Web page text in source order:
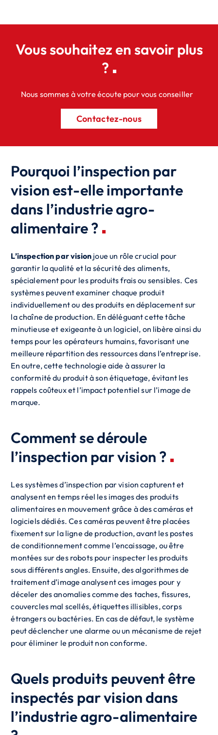
Vous souhaitez en savoir plus
?
Nous sommes à votre écoute pour vous conseiller
Contactez-nous
Pourquoi l’inspection par
vision est-elle importante
dans l’industrie agro-
alimentaire ?
L’inspection par vision joue un rôle crucial pour
garantir la qualité et la sécurité des aliments,
spécialement pour les produits frais ou sensibles. Ces
systèmes peuvent examiner chaque produit
individuellement ou des produits en déplacement sur
la chaîne de production. En déléguant cette tâche
minutieuse et exigeante à un logiciel, on libère ainsi du
temps pour les opérateurs humains, favorisant une
meilleure répartition des ressources dans l’entreprise.
En outre, cette technologie aide à assurer la
conformité du produit à son étiquetage, évitant les
rappels coûteux et l’impact potentiel sur l’image de
marque.
Comment se déroule
l’inspection par vision ?
Les systèmes d’inspection par vision capturent et
analysent en temps réel les images des produits
alimentaires en mouvement grâce à des caméras et
logiciels dédiés. Ces caméras peuvent être placées
fixement sur la ligne de production, avant les postes
de conditionnement comme l’encaissage, ou être
montées sur des robots pour inspecter les produits
sous différents angles. Ensuite, des algorithmes de
traitement d’image analysent ces images pour y
déceler des anomalies comme des taches, fissures,
couvercles mal scellés, étiquettes illisibles, corps
étrangers ou bactéries. En cas de défaut, le système
peut déclencher une alarme ou un mécanisme de rejet
pour éliminer le produit non conforme.
Quels produits peuvent être
inspectés par vision dans
l’industrie agro-alimentaire